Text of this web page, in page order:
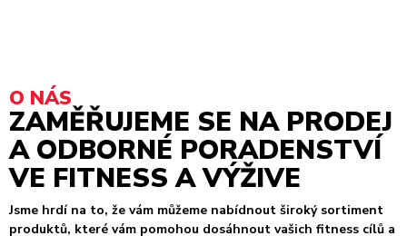
O NÁS
ZAMĚŘUJEME SE NA PRODEJ
A ODBORNÉ PORADENSTVÍ
VE FITNESS A VÝŽIVE
Jsme hrdí na to, že vám můžeme nabídnout široký sortiment
produktů, které vám pomohou dosáhnout vašich fitness cílů a